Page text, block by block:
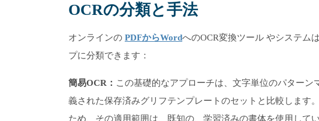
OCRの分類と手法
オンラインの PDFからWordへのOCR変換ツール やシステム
プに分類できます：
簡易OCR： この基礎的なアプローチは、文字単位のパター
義された保存済みグリフテンプレートのセットと比較します
ため、その適用範囲は、既知の、学習済みの書体を使用して